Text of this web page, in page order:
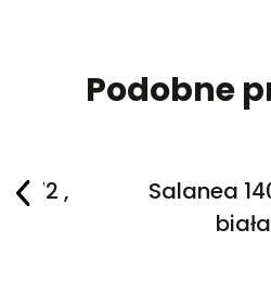
Podobne
x 72 ,
Salanea
biała